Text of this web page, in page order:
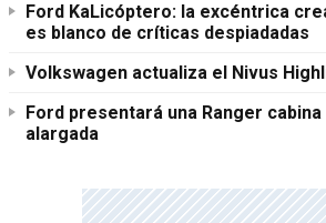
Ford KaLicóptero: la excéntrica
es blanco de críticas despiadadas
Volkswagen actualiza el Nivus
Ford presentará una Ranger
alargada